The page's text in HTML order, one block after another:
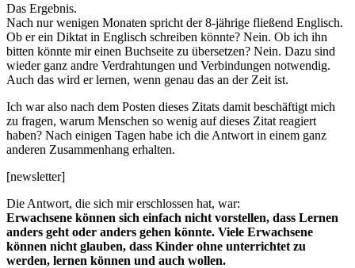
Das Ergebnis.
Nach nur wenigen Monaten spricht der 8-jährige fließend Englisch.
Ob er ein Diktat in Englisch schreiben könnte? Nein. Ob ich ihn
bitten könnte mir einen Buchseite zu übersetzen? Nein. Dazu sind
wieder ganz andre Verdrahtungen und Verbindungen notwendig.
Auch das wird er lernen, wenn genau das an der Zeit ist.
Ich war also nach dem Posten dieses Zitats damit beschäftigt mich
zu fragen, warum Menschen so wenig auf dieses Zitat reagiert
haben? Nach einigen Tagen habe ich die Antwort in einem ganz
anderen Zusammenhang erhalten.
[newsletter]
Die Antwort, die sich mir erschlossen hat, war:
Erwachsene können sich einfach nicht vorstellen, dass Lernen
anders geht oder anders gehen könnte. Viele Erwachsene
können nicht glauben, dass Kinder ohne unterrichtet zu
werden, lernen können und auch wollen.